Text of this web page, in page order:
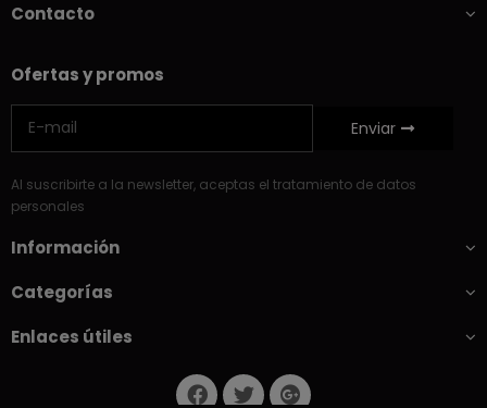
Contacto
Ofertas y promos
Enviar
Al suscribirte a la newsletter, aceptas el tratamiento de datos
personales
Información
Categorías
Enlaces útiles